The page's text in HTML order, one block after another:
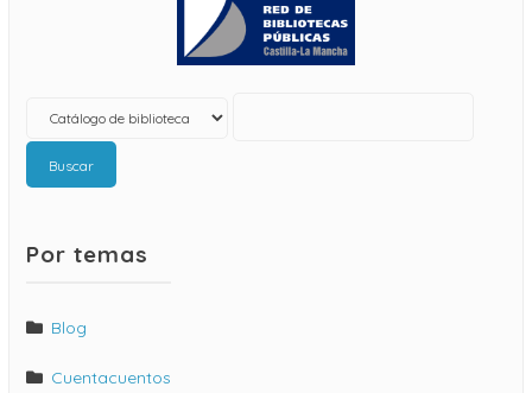
Buscar
Por temas
Blog
Cuentacuentos